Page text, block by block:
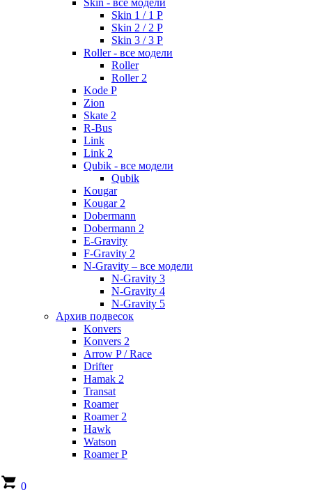
Skin - все модели
Skin 1 / 1 P
Skin 2 / 2 P
Skin 3 / 3 P
Roller - все модели
Roller
Roller 2
Kode P
Zion
Skate 2
R-Bus
Link
Link 2
Qubik - все модели
Qubik
Kougar
Kougar 2
Dobermann
Dobermann 2
E-Gravity
F-Gravity 2
N-Gravity – все модели
N-Gravity 3
N-Gravity 4
N-Gravity 5
Архив подвесок
Konvers
Konvers 2
Arrow P / Race
Drifter
Hamak 2
Transat
Roamer
Roamer 2
Hawk
Watson
Roamer P
0